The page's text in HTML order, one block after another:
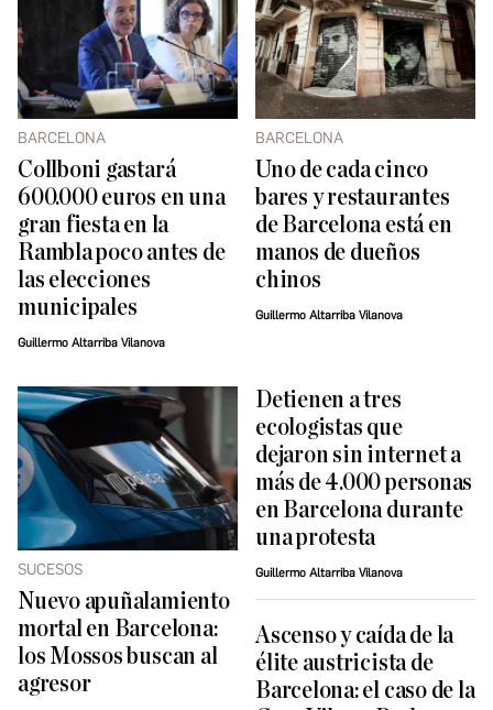
BARCELONA
Collboni gastará
600.000 euros en una
gran fiesta en la
Rambla poco antes de
las elecciones
municipales
Guillermo Altarriba Vilanova
BARCELONA
Uno de cada cinco
bares y restaurantes
de Barcelona está en
manos de dueños
chinos
Guillermo Altarriba Vilanova
SUCESOS
Nuevo apuñalamiento
mortal en Barcelona:
los Mossos buscan al
agresor
Detienen a tres
ecologistas que
dejaron sin internet a
más de 4.000 personas
en Barcelona durante
una protesta
Guillermo Altarriba Vilanova
Ascenso y caída de la
élite austricista de
Barcelona: el caso de la